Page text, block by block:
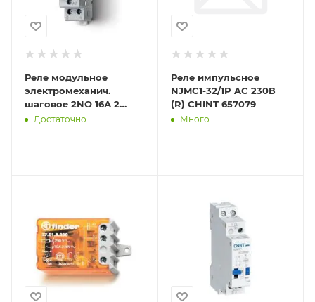
Реле модульное
электромеханич.
шаговое 2NO 16А 2
состояния AgNi 230В
Достаточно
Реле импульсное
NJMC1-32/1P AC 230В
(R) CHINT 657079
Много